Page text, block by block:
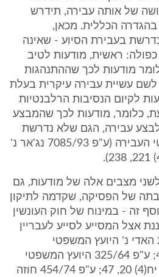
של אותה עבירה, תידרש
הכללית. מכאן,
בעבירת הסיוע - שאינה
ראשית, מודעות לטיב
מודעות לכך שההתנהגות
עשיית עבירה עיקרית בעלת
לקיום הנסיבות הרלבנטיות
כלומר, מודעות לכך שהמבצע
עבירה, הגם שלא נדרשת
מודעות לכל פרט מפרטי העבירה (ע"פ 7085/93 נג'אר נ'
לשני מצבים אלה של מודעות, גם
של הפסיקה, שקדמה לתיקון
זה - במינוח של חוק העונשין
אצל המסייע לסייע לעבריין
העיקרי (ראו ע"פ 20/49 האדי נ' היועץ המשפטי
לממשלה, פ"ד ג' 13, 48; ע"פ 325/64 היועץ המשפטי
לממשלה נ' ירקוני, פ"ד יח(4) 20, 47; ע"פ 454/74 חוזה